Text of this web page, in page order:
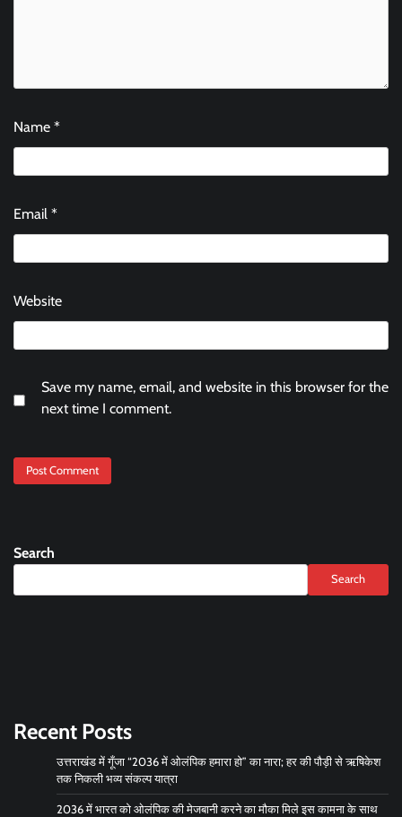
Name *
Email *
Website
Save my name, email, and website in this browser for the
next time I comment.
Search
Search
Recent Posts
उत्तराखंड में गूँजा “2036 में ओलंपिक हमारा हो” का नारा; हर की पौड़ी से ऋषिकेश
तक निकली भव्य संकल्प यात्रा
2036 में भारत को ओलंपिक की मेजबानी करने का मौका मिले इस कामना के साथ